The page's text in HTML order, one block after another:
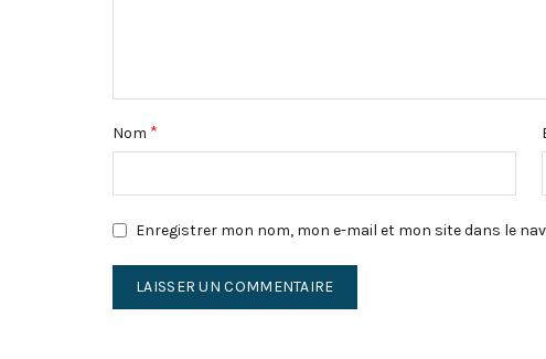
Nom *
Enregistrer mon nom, mon e-mail et mon site dans le